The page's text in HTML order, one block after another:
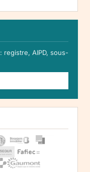
registre, AIPD, sous-